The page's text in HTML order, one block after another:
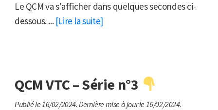
Le QCM va s'afficher dans quelques secondes ci-
dessous. ... [Lire la suite]
QCM VTC – Série n°3
Publié le 16/02/2024. Dernière mise à jour le 16/02/2024.